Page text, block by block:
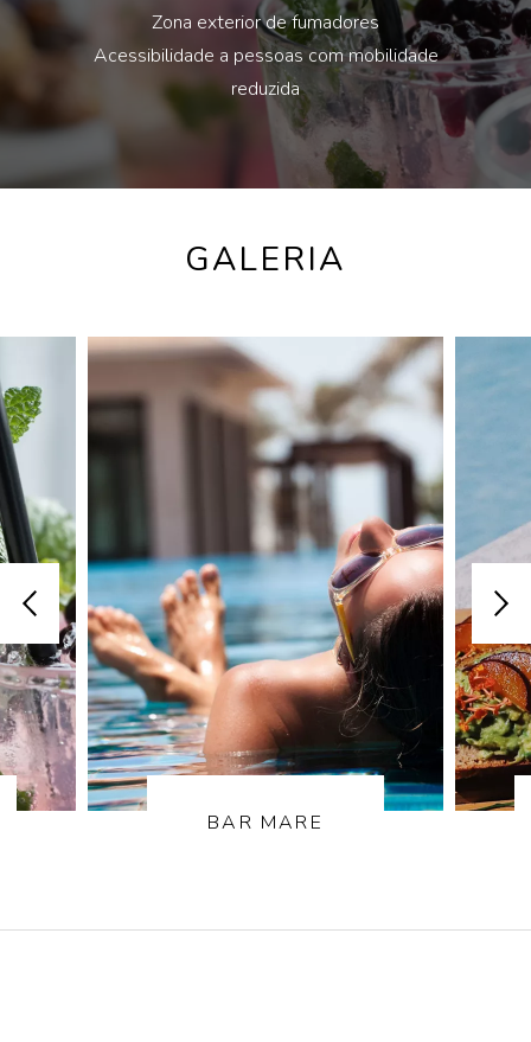
Zona exterior de fumadores
Acessibilidade a pessoas com mobilidade
reduzida
GALERIA
BAR MARE